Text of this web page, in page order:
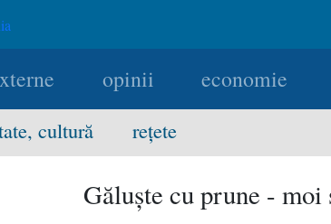
opinii economie
cultură rețete
Găluşte cu prune - moi